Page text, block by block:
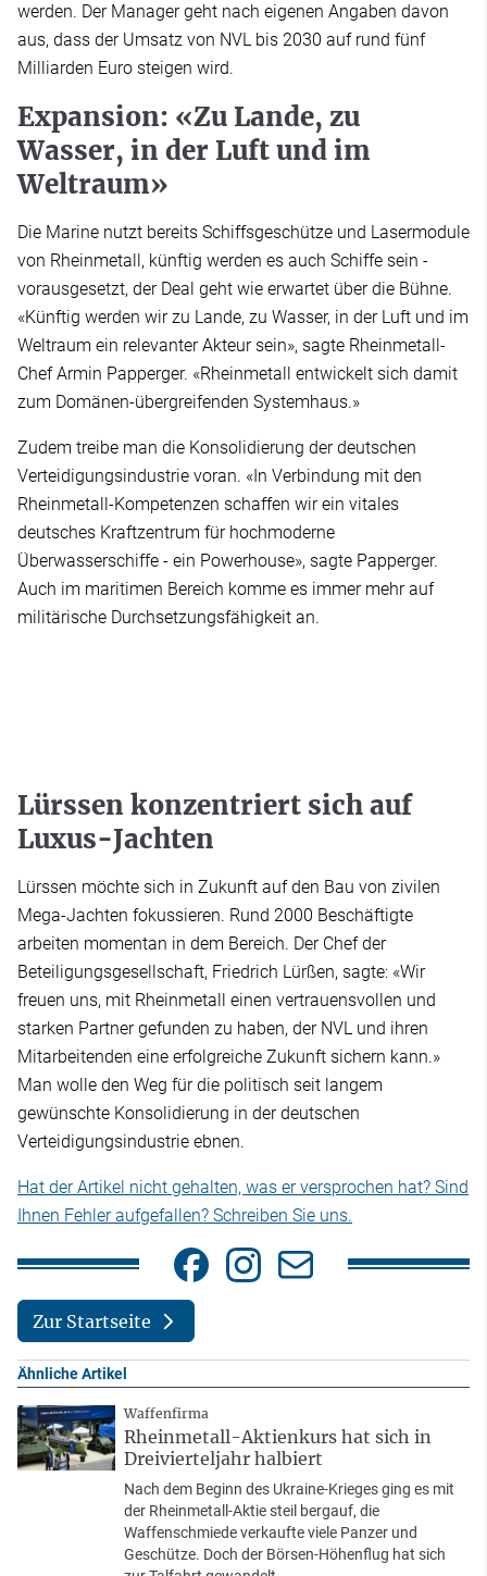
werden. Der Manager geht nach eigenen Angaben davon
aus, dass der Umsatz von NVL bis 2030 auf rund fünf
Milliarden Euro steigen wird.
Expansion: «Zu Lande, zu
Wasser, in der Luft und im
Weltraum»
Die Marine nutzt bereits Schiffsgeschütze und Lasermodule
von Rheinmetall, künftig werden es auch Schiffe sein -
vorausgesetzt, der Deal geht wie erwartet über die Bühne.
«Künftig werden wir zu Lande, zu Wasser, in der Luft und im
Weltraum ein relevanter Akteur sein», sagte Rheinmetall-
Chef Armin Papperger. «Rheinmetall entwickelt sich damit
zum Domänen-übergreifenden Systemhaus.»
Zudem treibe man die Konsolidierung der deutschen
Verteidigungsindustrie voran. «In Verbindung mit den
Rheinmetall-Kompetenzen schaffen wir ein vitales
deutsches Kraftzentrum für hochmoderne
Überwasserschiffe - ein Powerhouse», sagte Papperger.
Auch im maritimen Bereich komme es immer mehr auf
militärische Durchsetzungsfähigkeit an.
Lürssen konzentriert sich auf
Luxus-Jachten
Lürssen möchte sich in Zukunft auf den Bau von zivilen
Mega-Jachten fokussieren. Rund 2000 Beschäftigte
arbeiten momentan in dem Bereich. Der Chef der
Beteiligungsgesellschaft, Friedrich Lürßen, sagte: «Wir
freuen uns, mit Rheinmetall einen vertrauensvollen und
starken Partner gefunden zu haben, der NVL und ihren
Mitarbeitenden eine erfolgreiche Zukunft sichern kann.»
Man wolle den Weg für die politisch seit langem
gewünschte Konsolidierung in der deutschen
Verteidigungsindustrie ebnen.
Hat der Artikel nicht gehalten, was er versprochen hat? Sind
Ihnen Fehler aufgefallen? Schreiben Sie uns.
Zur Startseite
Ähnliche Artikel
Waffenfirma
Rheinmetall-Aktienkurs hat sich in
Dreivierteljahr halbiert
Nach dem Beginn des Ukraine-Krieges ging es mit
der Rheinmetall-Aktie steil bergauf, die
Waffenschmiede verkaufte viele Panzer und
Geschütze. Doch der Börsen-Höhenflug hat sich